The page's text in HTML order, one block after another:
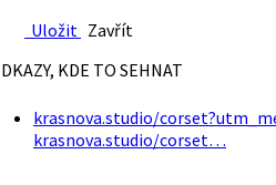
Uložit Zavřít
KDE TO SEHNAT
krasnova.studio/
krasnova.studio/corset…